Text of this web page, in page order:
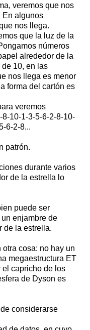
veremos que nos
En algunos
nos llega.
que la luz de la
números
alrededor de la
de 10, en las
nos llega es menor
forma del cartón es
veremos
10-1-3-5-6-2-8-10-
6-2-8...
patrón.
durante varios
de la estrella lo
puede ser
enjambre de
de la estrella.
cosa: no hay un
megaestructura ET
el capricho de los
de Dyson es
considerarse